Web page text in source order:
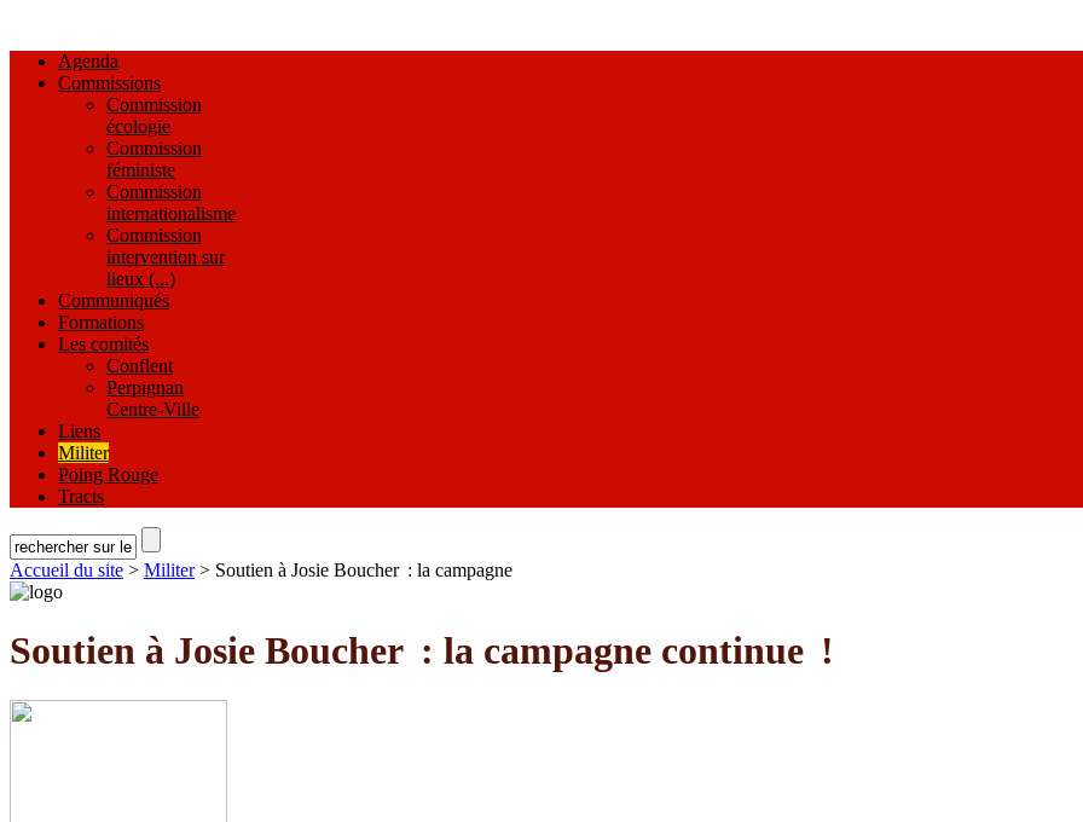
Agenda
Commissions
Commission
écologie
Commission
féministe
Commission
internationalisme
Commission
intervention sur
lieux (...)
Communiqués
Formations
Les comités
Conflent
Perpignan
Centre-Ville
Liens
Militer
Poing Rouge
Tracts
Accueil du site > Militer> Soutien à Josie Boucher : la campagne
Soutien à Josie Boucher : la campagne continue !